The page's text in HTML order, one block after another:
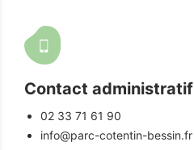
Contact administratif
02 33 71 61 90
info@parc-cotentin-bessin.fr